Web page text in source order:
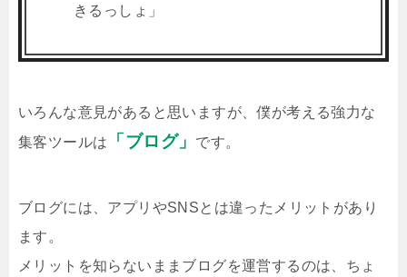
きるっしょ」
いろんな意見があると思いますが、僕が考える強力な
集客ツールは
「ブログ」 です。
ブログには、アプリやSNSとは違ったメリットがあり
ます。
メリットを知らないままブログを運営するのは、ちょ